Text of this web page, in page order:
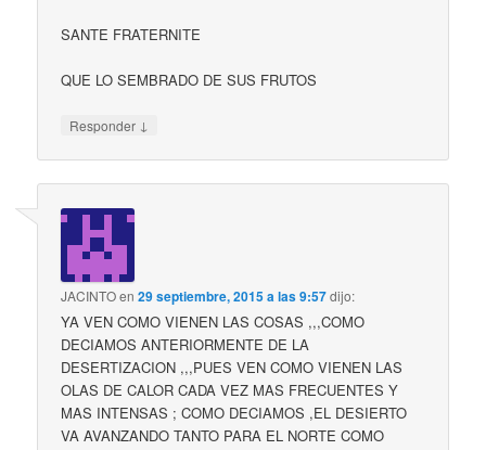
SANTE FRATERNITE
QUE LO SEMBRADO DE SUS FRUTOS
Responder ↓
JACINTOen29 septiembre, 2015 a las 9:57dijo:
YA VEN COMO VIENEN LAS COSAS ,,,COMO
DECIAMOS ANTERIORMENTE DE LA
DESERTIZACION ,,,PUES VEN COMO VIENEN LAS
OLAS DE CALOR CADA VEZ MAS FRECUENTES Y
MAS INTENSAS ; COMO DECIAMOS ,EL DESIERTO
VA AVANZANDO TANTO PARA EL NORTE COMO